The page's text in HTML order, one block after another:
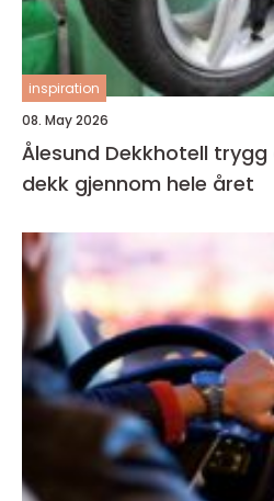
inspiration
08. May 2026
Ålesund Dekkhotell trygg og smart lagring av
dekk gjennom hele året